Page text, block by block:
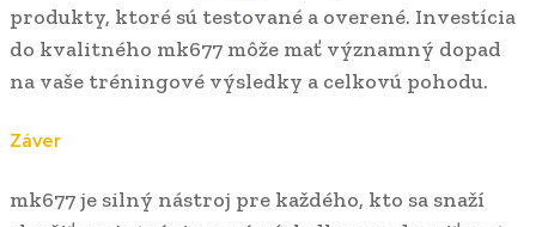
produkty, ktoré sú testované a overené. Investícia
do kvalitného mk677 môže mať významný dopad
na vaše tréningové výsledky a celkovú pohodu.
Záver
mk677 je silný nástroj pre každého, kto sa snaží